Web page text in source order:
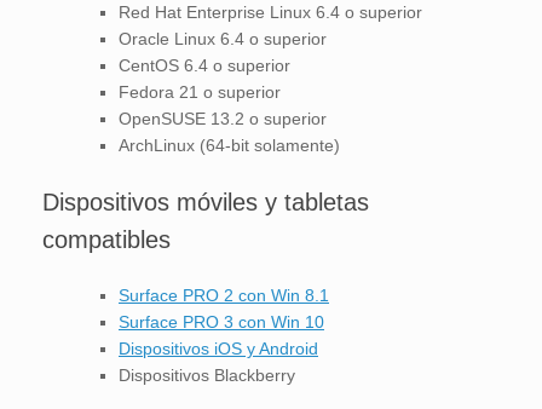
Red Hat Enterprise Linux 6.4 o superior
Oracle Linux 6.4 o superior
CentOS 6.4 o superior
Fedora 21 o superior
OpenSUSE 13.2 o superior
ArchLinux (64-bit solamente)
Dispositivos móviles y tabletas
compatibles
Surface PRO 2 con Win 8.1
Surface PRO 3 con Win 10
Dispositivos iOS y Android
Dispositivos Blackberry